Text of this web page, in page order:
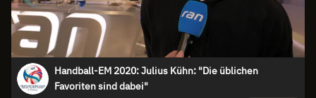
Handball-EM 2020: Julius Kühn: "Die üblichen
Favoriten sind dabei"